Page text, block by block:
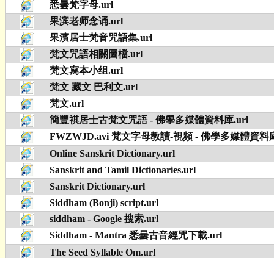
悉曇梵字母.url
果滨老师念诵.url
果濱居士梵音咒語集.url
梵文咒語相關圖檔.url
梵文寫本小组.url
梵文 藏文 巴利文.url
梵文.url
簡豐祺居士古梵文咒語 - 佛學多媒體資料庫.url
FWZWJD.avi 梵文字母教讀-視頻 - 佛學多媒體資料
Online Sanskrit Dictionary.url
Sanskrit and Tamil Dictionaries.url
Sanskrit Dictionary.url
Siddham (Bonji) script.url
siddham - Google 搜索.url
Siddham - Mantra 悉曇古音經咒下載.url
The Seed Syllable Om.url